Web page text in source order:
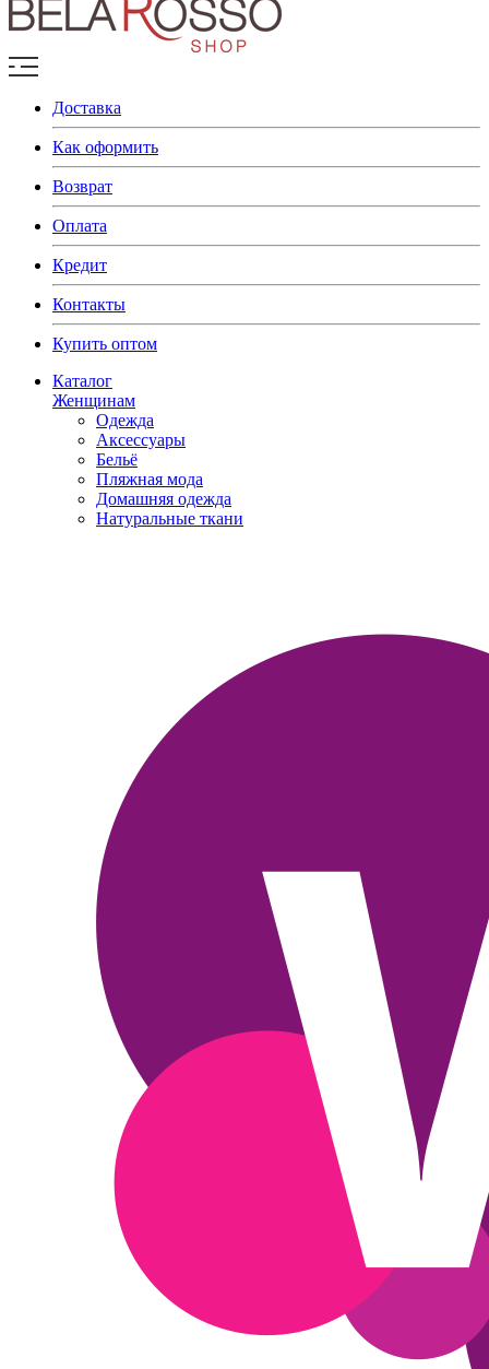
Доставка
Как оформить
Возврат
Оплата
Кредит
Контакты
Купить оптом
Каталог
Женщинам
Одежда
Аксессуары
Бельё
Пляжная мода
Домашняя одежда
Натуральные ткани